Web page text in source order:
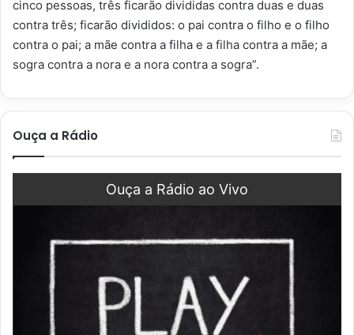
cinco pessoas, três ficarão divididas contra duas e duas
contra três; ficarão divididos: o pai contra o filho e o filho
contra o pai; a mãe contra a filha e a filha contra a mãe; a
sogra contra a nora e a nora contra a sogra”.
Ouça a Rádio
Ouça a Rádio ao Vivo